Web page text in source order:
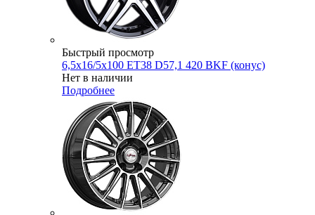
Быстрый просмотр
6,5x16/5x100 ET38 D57,1 420 BKF (конус)
Нет в наличии
Подробнее